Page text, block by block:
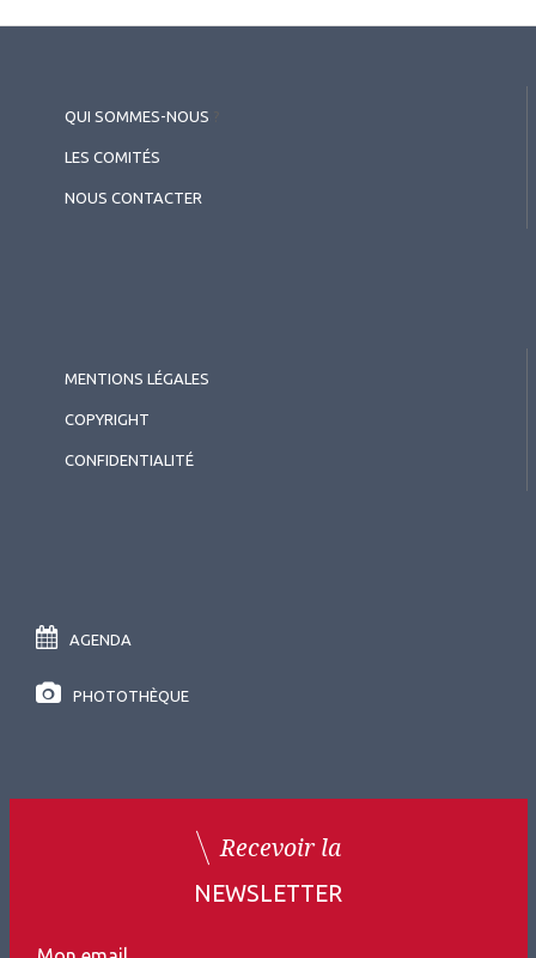
QUI SOMMES-NOUS
LES COMITÉS
NOUS CONTACTER
MENTIONS LÉGALES
COPYRIGHT
CONFIDENTIALITÉ
AGENDA
PHOTOTHÈQUE
Recevoir la
NEWSLETTER